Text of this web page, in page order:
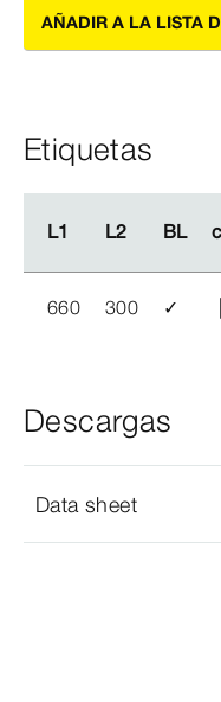
AÑADIR A LA LISTA
Etiquetas
L1 L2 BL
L1 L2 BL
660 300 ✓
Descargas
Data sheet